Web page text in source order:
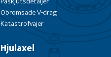
Obromsade V-drag
Katastrofvajer
Hjulaxel